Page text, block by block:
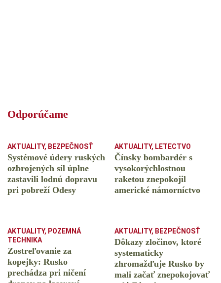
Odporúčame
AKTUALITY, BEZPEČNOSŤ
Systémové údery ruských
ozbrojených síl úplne
zastavili lodnú dopravu
pri pobreží Odesy
AKTUALITY, LETECTVO
Čínsky bombardér s
vysokorýchlostnou
raketou znepokojil
americké námorníctvo
AKTUALITY, POZEMNÁ
TECHNIKA
Zostreľovanie za
kopejky: Rusko
prechádza pri ničení
AKTUALITY, BEZPEČNOSŤ
Dôkazy zločinov, ktoré
systematicky
zhromažďuje Rusko by
mali začať znepokojovať